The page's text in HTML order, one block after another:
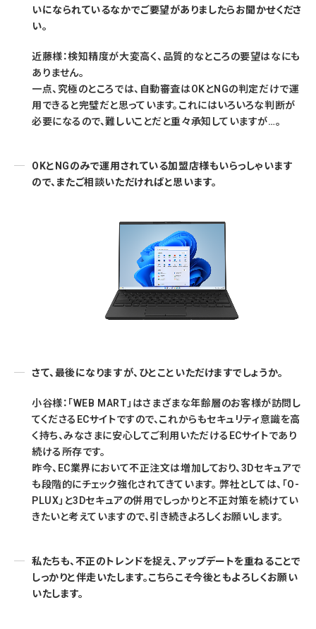
いになられているなかでご要望がありましたらお聞かせくださ
い。
近藤様：検知精度が大変高く、品質的なところの要望はなにも
ありません。
一点、究極のところでは、自動審査はOKとNGの判定だけで運
用できると完璧だと思っています。これにはいろいろな判断が
必要になるので、難しいことだと重々承知していますが…。
OKとNGのみで運用されている加盟店様もいらっしゃいます
ので、またご相談いただければと思います。
さて、最後になりますが、ひとこといただけますでしょうか。
小谷様：「WEB MART」はさまざまな年齢層のお客様が訪問し
てくださるECサイトですので、これからもセキュリティ意識を高
く持ち、みなさまに安心してご利用いただけるECサイトであり
続ける所存です。
昨今、EC業界において不正注文は増加しており、3Dセキュアで
も段階的にチェック強化されてきています。 弊社としては、「O-
PLUX」と3Dセキュアの併用でしっかりと不正対策を続けてい
きたいと考えていますので、引き続きよろしくお願いします。
私たちも、不正のトレンドを捉え、アップデートを重ねることで
しっかりと伴走いたします。こちらこそ今後ともよろしくお願い
いたします。